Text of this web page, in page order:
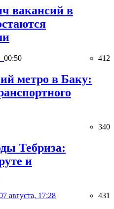
вакансий в
00:50 412
метро в Баку:
340
Тебриза:
и
августа, 17:28 431